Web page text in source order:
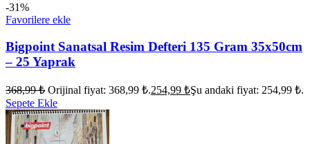
-31%
Favorilere ekle
Bigpoint Sanatsal Resim Defteri 135 Gram 35x50cm
– 25 Yaprak
368,99₺ Orijinal fiyat: 368,99 ₺.254,99 ₺Şu andaki fiyat: 254,99 ₺.
Sepete Ekle